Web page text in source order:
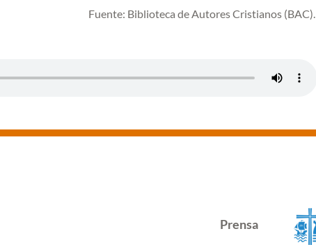
Fuente: Biblioteca de Autores Cristianos (BAC).
Prensa